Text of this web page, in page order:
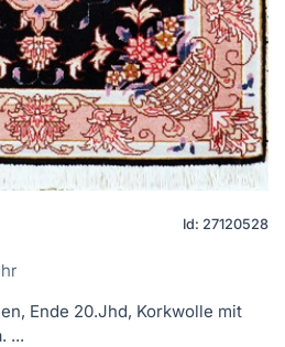
Id: 27120528
Ende 20.Jhd, Korkwolle mit
...